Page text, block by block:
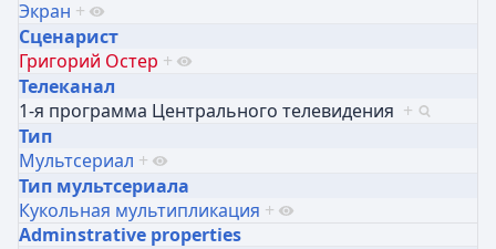
Экран +
Сценарист
Григорий Остер +
Телеканал
1-я программа Центрального телевидения +
Тип
Мультсериал +
Тип мультсериала
Кукольная мультипликация +
Adminstrative properties